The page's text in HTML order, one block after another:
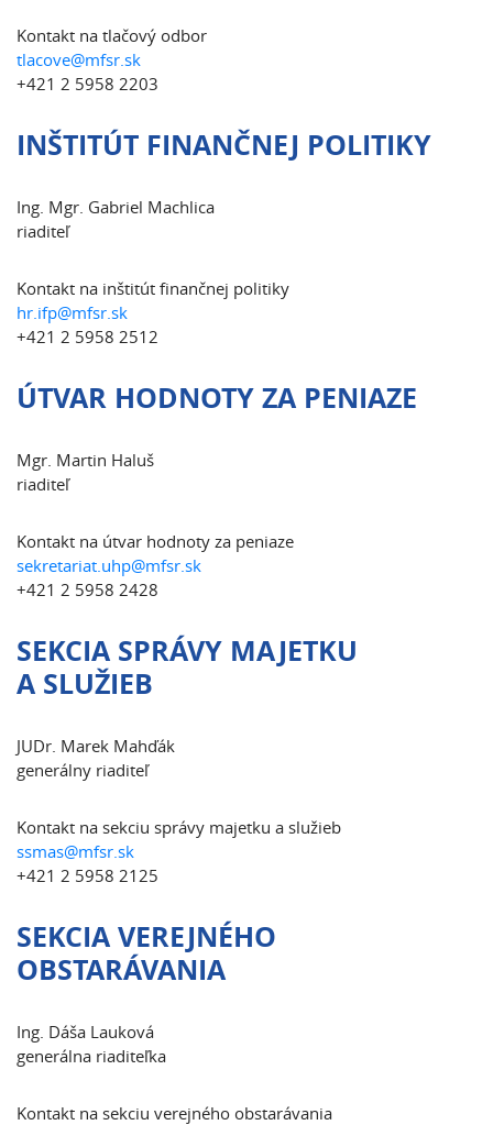
Kontakt na tlačový odbor
tlacove@mfsr.sk
+421 2 5958 2203
INŠTITÚT FINANČNEJ POLITIKY
Ing. Mgr. Gabriel Machlica
riaditeľ
Kontakt na inštitút finančnej politiky
hr.ifp@mfsr.sk
+421 2 5958 2512
ÚTVAR HODNOTY ZA PENIAZE
Mgr. Martin Haluš
riaditeľ
Kontakt na útvar hodnoty za peniaze
sekretariat.uhp@mfsr.sk
+421 2 5958 2428
SEKCIA SPRÁVY MAJETKU
A SLUŽIEB
JUDr. Marek Mahďák
generálny riaditeľ
Kontakt na sekciu správy majetku a služieb
ssmas@mfsr.sk
+421 2 5958 2125
SEKCIA VEREJNÉHO
OBSTARÁVANIA
Ing. Dáša Lauková
generálna riaditeľka
Kontakt na sekciu verejného obstarávania